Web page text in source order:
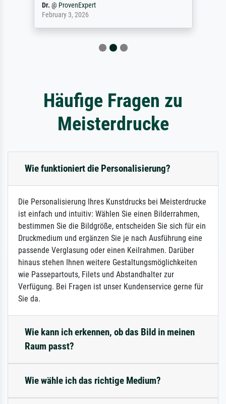
Dr. @ ProvenExpert
February 3, 2026
Häufige Fragen zu
Meisterdrucke
Wie funktioniert die Personalisierung?
Die Personalisierung Ihres Kunstdrucks bei Meisterdrucke
ist einfach und intuitiv: Wählen Sie einen Bilderrahmen,
bestimmen Sie die Bildgröße, entscheiden Sie sich für ein
Druckmedium und ergänzen Sie je nach Ausführung eine
passende Verglasung oder einen Keilrahmen. Darüber
hinaus stehen Ihnen weitere Gestaltungsmöglichkeiten
wie Passepartouts, Filets und Abstandhalter zur
Verfügung. Bei Fragen ist unser Kundenservice gerne für
Sie da.
Wie kann ich erkennen, ob das Bild in meinen
Raum passt?
Wie wähle ich das richtige Medium?